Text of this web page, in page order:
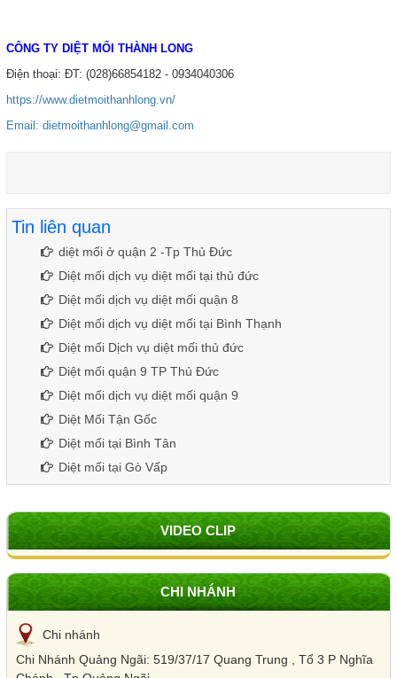
CÔNG TY DIỆT MỐI THÀNH LONG
Điện thoại: ĐT: (028)66854182 - 0934040306
https://www.dietmoithanhlong.vn/
Email: dietmoithanhlong@gmail.com
Tin liên quan
diệt mối ở quận 2 -Tp Thủ Đức
Diệt mối dịch vụ diệt mối tại thủ đức
Diệt mối dịch vụ diệt mối quận 8
Diệt mối dịch vụ diệt mối tại Bình Thạnh
Diệt mối Dịch vụ diệt mối thủ đức
Diệt mối quận 9 TP Thủ Đức
Diệt mối dịch vụ diệt mối quận 9
Diệt Mối Tận Gốc
Diệt mối tại Bình Tân
Diệt mối tại Gò Vấp
VIDEO CLIP
CHI NHÁNH
Chi nhánh
Chi Nhánh Quảng Ngãi: 519/37/17 Quang Trung , Tổ 3 P Nghĩa